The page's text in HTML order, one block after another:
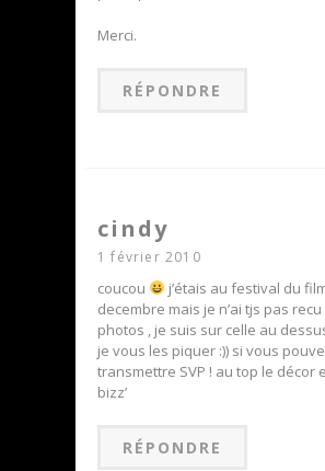
Merci.
RÉPONDRE
cindy
1 février 2010
coucou
j’étais au festival du
decembre mais je n’ai tjs pas recu
photos , je suis sur celle au
je vous les piquer :)) si vous
transmettre SVP ! au top le décor
bizz’
RÉPONDRE